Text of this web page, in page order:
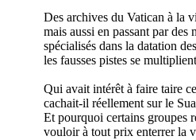
Des archives du Vatican à la
mais aussi en passant par
spécialisés dans la datation
les fausses pistes se
Qui avait intérêt à faire taire
cachait-il réellement sur le
Et pourquoi certains groupes
vouloir à tout prix enterrer la